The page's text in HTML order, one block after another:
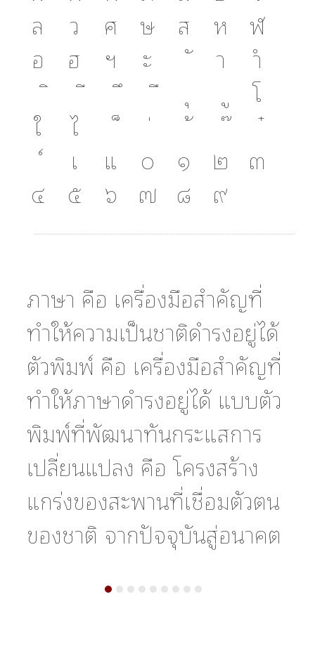
ล
ว ศ ษ ส ห
ฬ
อ
ฮ ฯ ะ า
ำ
โ
ใ
ไ
เ
แ ๐ ๑ ๒
๓
๔
๕ ๖ ๗ ๘ ๙
ภาษา คือ เครื่องมือสำคัญที่
ทำให้ความเป็นชาติดำรงอยู่ได้
ตัวพิมพ์ คือ เครื่องมือสำคัญที่
ทำให้ภาษาดำรงอยู่ได้ แบบตัว
พิมพ์ที่พัฒนาทันกระแสการ
เปลี่ยนแปลง คือ โครงสร้าง
แกร่งของสะพานที่เชื่อมตัวตน
ของชาติ จากปัจจุบันสู่อนาคต